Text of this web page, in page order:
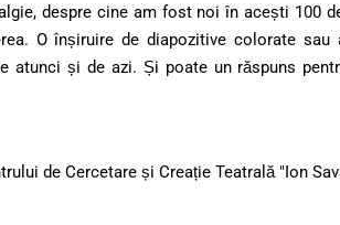
despre cine am fost noi în acești 100
O înșiruire de diapozitive colorate sau
atunci și de azi. Și poate un răspuns
de Cercetare și Creație Teatrală "Ion